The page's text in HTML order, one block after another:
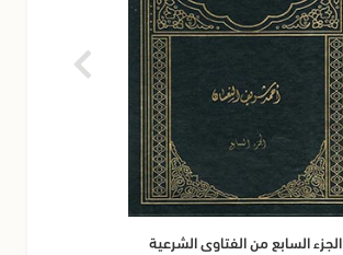
الجزء السابع من الفتاوى الشرعية